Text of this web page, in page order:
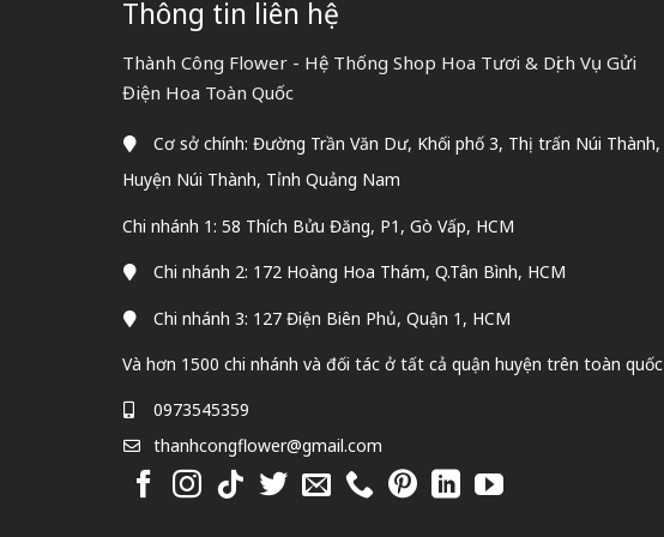
Thông tin liên hệ
Thành Công Flower - Hệ Thống Shop Hoa Tươi & Dịch Vụ Gửi
Điện Hoa Toàn Quốc
Cơ sở chính: Đường Trần Văn Dư, Khối phố 3, Thị trấn Núi Thành,
Huyện Núi Thành, Tỉnh Quảng Nam
Chi nhánh 1: 58 Thích Bửu Đăng, P1, Gò Vấp, HCM
Chi nhánh 2: 172 Hoàng Hoa Thám, Q.Tân Bình, HCM
Chi nhánh 3: 127 Điện Biên Phủ, Quận 1, HCM
Và hơn 1500 chi nhánh và đối tác ở tất cả quận huyện trên toàn quốc
0973545359
thanhcongflower@gmail.com